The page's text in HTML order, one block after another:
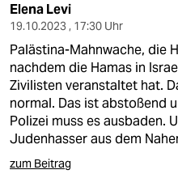
Elena Levi
19.10.2023 , 17:30 Uhr
Palästina-Mahnwache, die
nachdem die Hamas in
Zivilisten veranstaltet hat.
normal. Das ist abstoßend
Polizei muss es ausbaden.
Judenhasser aus dem
zum Beitrag